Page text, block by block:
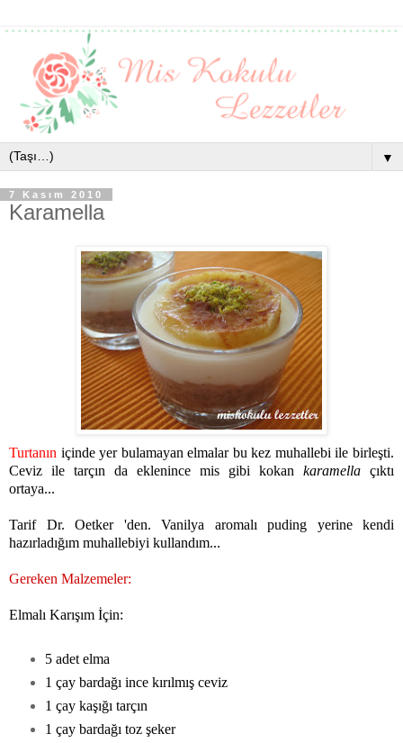
▼
7 Kasım 2010
Karamella
Turtanın içinde yer bulamayan elmalar bu kez muhallebi ile birleşti.
Ceviz ile tarçın da eklenince mis gibi kokan karamella çıktı
ortaya...
Tarif Dr. Oetker 'den. Vanilya aromalı puding yerine kendi
hazırladığım muhallebiyi kullandım...
Gereken Malzemeler:
Elmalı Karışım İçin:
5 adet elma
1 çay bardağı ince kırılmış ceviz
1 çay kaşığı tarçın
1 çay bardağı toz şeker